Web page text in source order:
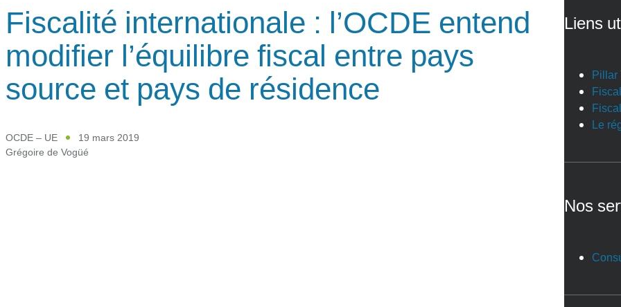
Fiscalité internationale : l’OCDE entend
modifier l’équilibre fiscal entre pays
source et pays de résidence
OCDE – UE
19 mars 2019
Grégoire de Vogüé
Liens
Pillar
Le
Nos